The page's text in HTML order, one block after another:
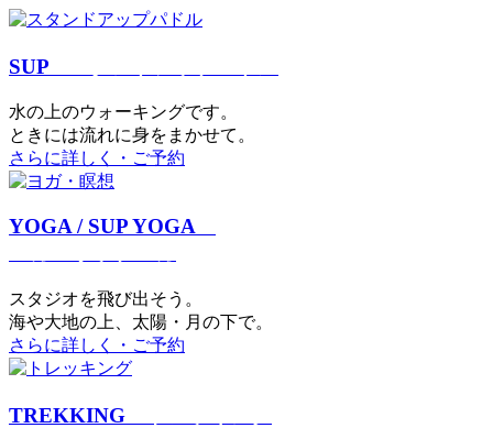
SUP
⽔の上のウォーキングです。
ときには流れに身をまかせて。
さらに詳しく・ご予約
YOGA / SUP YOGA
スタジオを⾶び出そう。
海や大地の上、太陽・⽉の下で。
さらに詳しく・ご予約
TREKKING